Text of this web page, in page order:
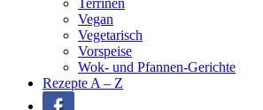
Terrinen
Vegan
Vegetarisch
Vorspeise
Wok- und Pfannen-Gerichte
Rezepte A – Z